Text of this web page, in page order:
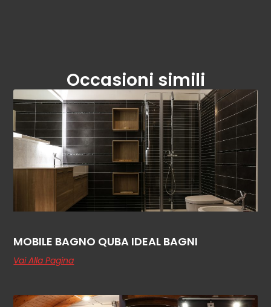
Occasioni simili
MOBILE BAGNO QUBA IDEAL BAGNI
Vai Alla Pagina